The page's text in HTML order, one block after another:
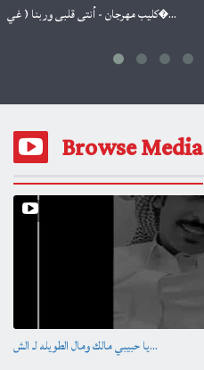
كليب مهرجان - أنتى قلبى وربنا ( غي�...
Browse Media
يا حبيبي مالك ومال الطويله لـ الش...